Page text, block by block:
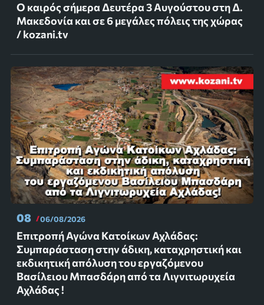
Ο καιρός σήμερα Δευτέρα 3 Αυγούστου στη Δ.
Μακεδονία και σε 6 μεγάλες πόλεις της χώρας
/ kozani.tv
08 06/08/2026
Επιτροπή Αγώνα Κατοίκων Αχλάδας:
Συμπαράσταση στην άδικη, καταχρηστική και
εκδικητική απόλυση του εργαζόμενου
Βασίλειου Μπασδάρη από τα Λιγνιτωρυχεία
Αχλάδας !